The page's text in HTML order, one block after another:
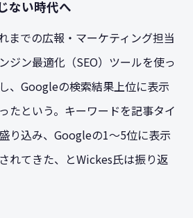
ない時代へ
までの広報・マーケティング担当
ジン最適化（SEO）ツールを使っ
、Googleの検索結果上位に表示
たという。キーワードを記事タイ
り込み、Googleの1〜5位に表示
れてきた、とWickes氏は振り返